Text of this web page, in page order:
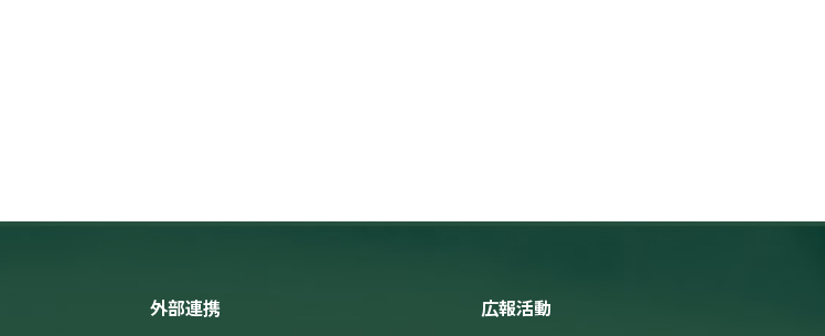
外部連携 広報活動